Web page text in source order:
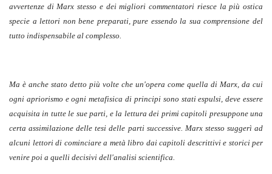
avvertenze di Marx stesso e dei migliori commentatori riesce la più ostica
specie a lettori non bene preparati, pure essendo la sua comprensione del
tutto indispensabile al complesso.
Ma è anche stato detto più volte che un'opera come quella di Marx, da cui
ogni apriorismo e ogni metafisica di principi sono stati espulsi, deve essere
acquisita in tutte le sue parti, e la lettura dei primi capitoli presuppone una
certa assimilazione delle tesi delle parti successive. Marx stesso suggerì ad
alcuni lettori di cominciare a metà libro dai capitoli descrittivi e storici per
venire poi a quelli decisivi dell'analisi scientifica.